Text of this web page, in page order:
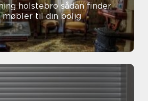
sådan finder
møbler til din bolig